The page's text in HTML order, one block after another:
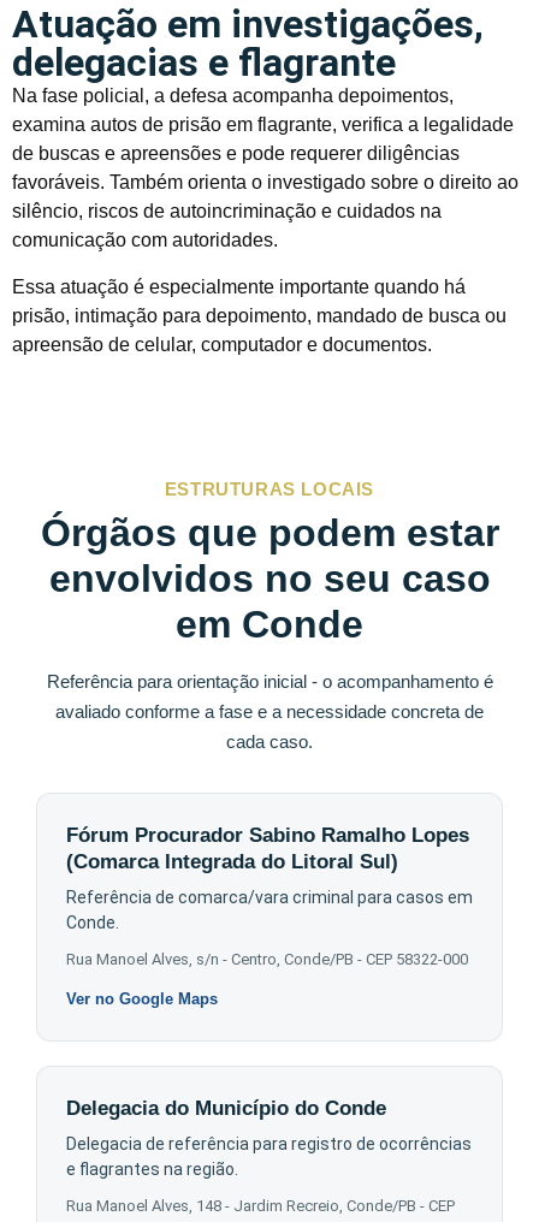
Atuação em investigações,
delegacias e flagrante
Na fase policial, a defesa acompanha depoimentos,
examina autos de prisão em flagrante, verifica a legalidade
de buscas e apreensões e pode requerer diligências
favoráveis. Também orienta o investigado sobre o direito ao
silêncio, riscos de autoincriminação e cuidados na
comunicação com autoridades.
Essa atuação é especialmente importante quando há
prisão, intimação para depoimento, mandado de busca ou
apreensão de celular, computador e documentos.
ESTRUTURAS LOCAIS
Órgãos que podem estar
envolvidos no seu caso
em Conde
Referência para orientação inicial - o acompanhamento é
avaliado conforme a fase e a necessidade concreta de
cada caso.
Fórum Procurador Sabino Ramalho Lopes
(Comarca Integrada do Litoral Sul)
Referência de comarca/vara criminal para casos em
Conde.
Rua Manoel Alves, s/n - Centro, Conde/PB - CEP 58322-000
Ver no Google Maps
Delegacia do Município do Conde
Delegacia de referência para registro de ocorrências
e flagrantes na região.
Rua Manoel Alves, 148 - Jardim Recreio, Conde/PB - CEP